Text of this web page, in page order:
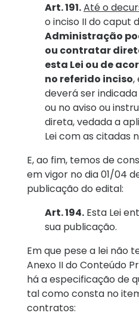
Art. 191.Até o
o inciso II do caput
Administração
ou contratar
esta Lei ou de
no referido inciso,
deverá ser
ou no aviso ou
direta, vedada a
Lei com as citadas
E, ao fim, temos de
em vigor no dia 01/04
publicação do edital:
Art. 194. Esta Lei
sua publicação.
Em que pese a lei não
Anexo II do Conteúdo
há a especificação de
tal como consta no
contratos: